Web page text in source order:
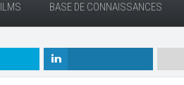
BASE DE CONNAISSANCES